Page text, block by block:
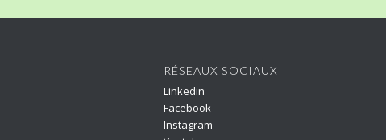
RÉSEAUX SOCIAUX
Linkedin
Facebook
Instagram